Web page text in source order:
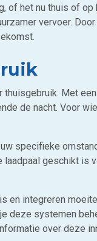
of het nu thuis of op
vervoer.
Met
de nacht. Voor
specifieke
geschikt is
en integreren
deze systemen
over deze